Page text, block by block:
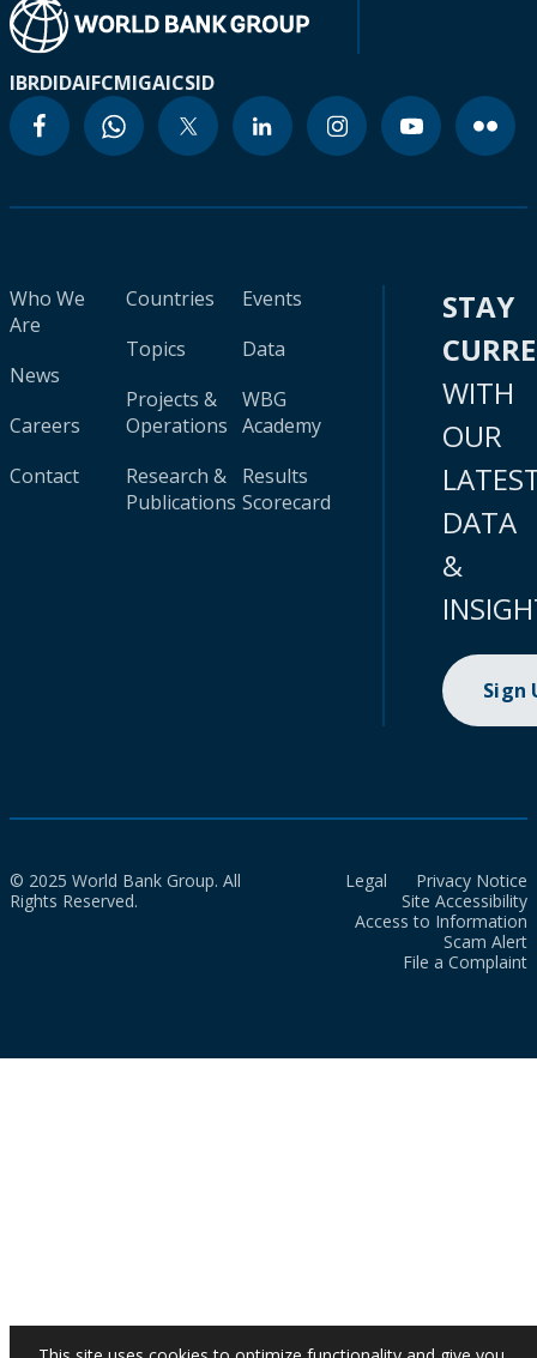
IBRDIDAIFCMIGAICSID
Who We
Are
News
Careers
Contact
Countries
Topics
Projects &
Operations
Research &
Publications
Events
Data
WBG
Academy
Results
Scorecard
STAY
WITH
OUR
DATA
&
Sign
© 2025 World Bank Group. All
Rights Reserved.
Legal
Privacy Notice
Site Accessibility
Access to Information
Scam Alert
File a Complaint